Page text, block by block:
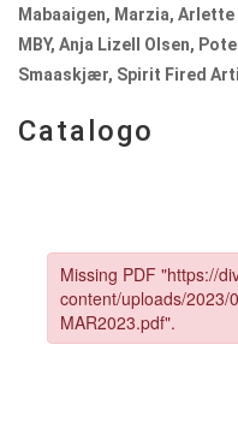
Mabaaigen, Marzia,
MBY, Anja Lizell Olsen,
Smaaskjær, Spirit Fired
Catalogo